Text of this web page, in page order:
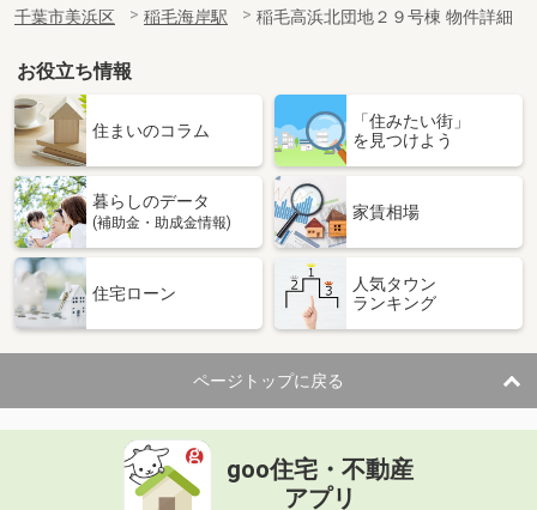
千葉市美浜区
稲毛海岸駅 稲毛高浜北団地２９号棟 物件詳細
お役立ち情報
住まいのコラム
「住みたい街」
を見つけよう
暮らしのデータ
(補助金・助成金情報)
家賃相場
住宅ローン
人気タウン
ランキング
ページトップに戻る
goo住宅・不動産
アプリ